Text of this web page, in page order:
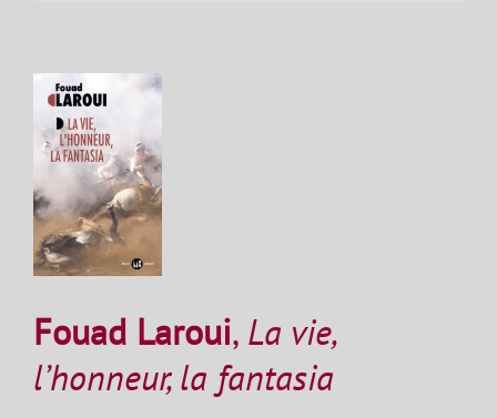
Fouad Laroui, La vie,
l’honneur, la fantasia